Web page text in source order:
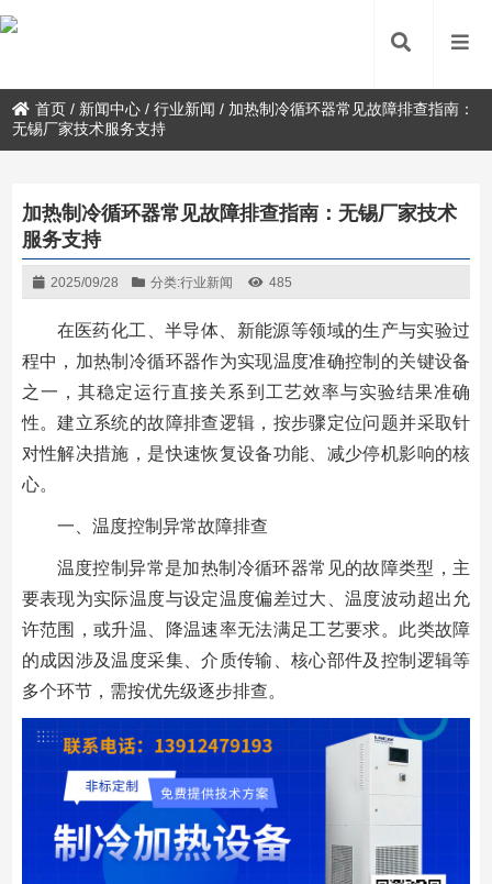
首页 / 新闻中心 /行业新闻 / 加热制冷循环器常见故障排查指南：
无锡厂家技术服务支持
加热制冷循环器常见故障排查指南：无锡厂家技术
服务支持
2025/09/28 分类:行业新闻 485
在医药化工、半导体、新能源等领域的生产与实验过
程中，加热制冷循环器作为实现温度准确控制的关键设备
之一，其稳定运行直接关系到工艺效率与实验结果准确
性。建立系统的故障排查逻辑，按步骤定位问题并采取针
对性解决措施，是快速恢复设备功能、减少停机影响的核
心。
一、温度控制异常故障排查
温度控制异常是加热制冷循环器常见的故障类型，主
要表现为实际温度与设定温度偏差过大、温度波动超出允
许范围，或升温、降温速率无法满足工艺要求。此类故障
的成因涉及温度采集、介质传输、核心部件及控制逻辑等
多个环节，需按优先级逐步排查。